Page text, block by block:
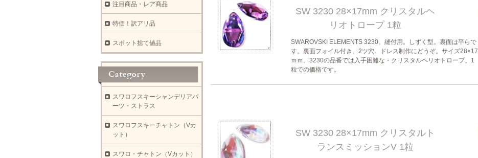
SW 3230 28×17mm クリスタルヘ
リオトロープ 1粒
SWAROVSKI ELEMENTS 3230。縫付用。しずく型。裏面は平らで
す。裏面フォイル付き。2ツ穴。ドレス制作にどうぞ。サイズ28×17
ｍｍ。3230の品番では入手困難な・クリスタルヘリオトロープ。1
粒での価格です。
SW 3230 28×17mm クリスタルト
ランスミッションV 1粒
注目商品・レア商品
特価！訳アリ品
スポット捨て値品
スワロフスキーシャンデリアパ
ーツ・ストラス
スワロフスキーチャトン（Vカ
ット）
スワロ・チャトン（Vカット）